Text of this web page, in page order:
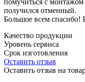
получился отменный.
Большое всем спасибо!
Качество продукции
Уровень сервиса
Срок изготовления
Оставить отзыв
Оставить отзыв на